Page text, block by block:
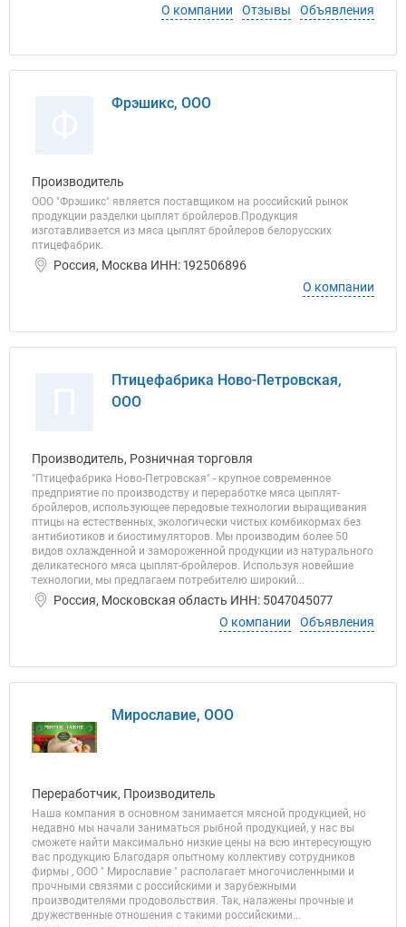
О компании
Отзывы Объявления
Фрэшикс, ООО
Производитель
ООО "Фрэшикс" является поставщиком на российский рынок
продукции разделки цыплят бройлеров.Продукция
изготавливается из мяса цыплят бройлеров белорусских
птицефабрик.
Россия, Москва ИНН: 192506896
О компании
Птицефабрика Ново-Петровская,
ООО
Производитель, Розничная торговля
"Птицефабрика Ново-Петровская" - крупное современное
предприятие по производству и переработке мяса цыплят-
бройлеров, использующее передовые технологии выращивания
птицы на естественных, экологически чистых комбикормах без
антибиотиков и биостимуляторов. Мы производим более 50
видов охлажденной и замороженной продукции из натурального
деликатесного мяса цыплят-бройлеров. Используя новейшие
технологии, мы предлагаем потребителю широкий...
Россия, Московская область ИНН: 5047045077
О компании
Объявления
Мирославие, ООО
Переработчик, Производитель
Наша компания в основном занимается мясной продукцией, но
недавно мы начали заниматься рыбной продукцией, у нас вы
сможете найти максимально низкие цены на всю интересующую
вас продукцию Благодаря опытному коллективу сотрудников
фирмы , ООО " Мирославие " располагает многочисленными и
прочными связями с российскими и зарубежными
производителями продовольствия. Так, налажены прочные и
дружественные отношения с такими российскими...